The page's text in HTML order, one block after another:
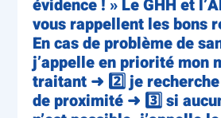
évidence ! » Le GHH et
vous rappellent les bons
En cas de problème de
j’appelle en priorité mon
traitant ➜ 2️⃣ je
de proximité ➜ 3️⃣ si